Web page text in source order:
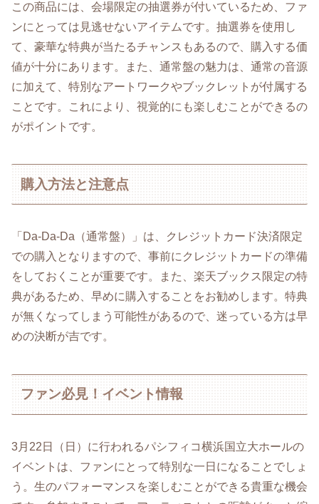
この商品には、会場限定の抽選券が付いているため、ファ
ンにとっては見逃せないアイテムです。抽選券を使用し
て、豪華な特典が当たるチャンスもあるので、購入する価
値が十分にあります。また、通常盤の魅力は、通常の音源
に加えて、特別なアートワークやブックレットが付属する
ことです。これにより、視覚的にも楽しむことができるの
がポイントです。
購入方法と注意点
「Da-Da-Da（通常盤）」は、クレジットカード決済限定
での購入となりますので、事前にクレジットカードの準備
をしておくことが重要です。また、楽天ブックス限定の特
典があるため、早めに購入することをお勧めします。特典
が無くなってしまう可能性があるので、迷っている方は早
めの決断が吉です。
ファン必見！イベント情報
3月22日（日）に行われるパシフィコ横浜国立大ホールの
イベントは、ファンにとって特別な一日になることでしょ
う。生のパフォーマンスを楽しむことができる貴重な機会